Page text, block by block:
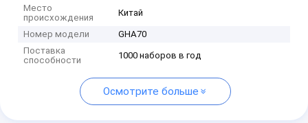
Место
происхождения
Китай
Номер модели
GHA70
Поставка
способности
1000 наборов в год
Осмотрите больше